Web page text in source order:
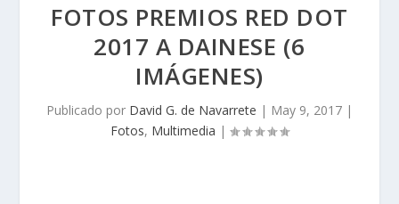
FOTOS PREMIOS RED DOT
2017 A DAINESE (6
IMÁGENES)
Publicado por David G. de Navarrete | May 9, 2017 |
Fotos, Multimedia |